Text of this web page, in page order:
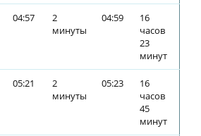
04:57
2
минуты
04:59
16
часов
23
минут
05:21
2
минуты
05:23
16
часов
45
минут